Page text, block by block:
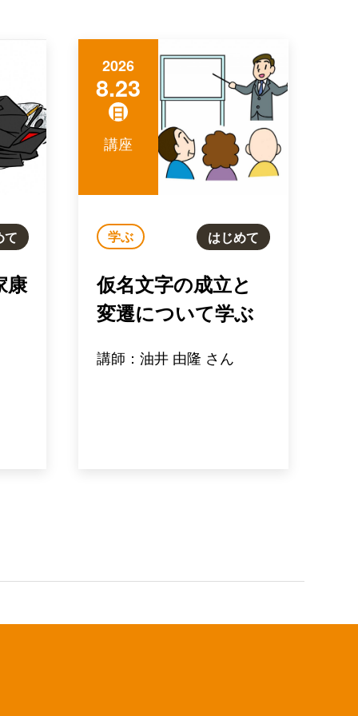
て
康
2026
8.23
日
講座
学ぶ はじめて
仮名文字の成立と
変遷について学ぶ
講師：油井 由隆 さん